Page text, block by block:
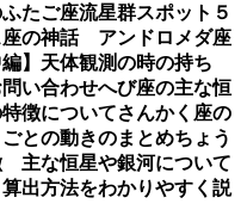
たご座流星群スポット５
座の神話 アンドロメダ座
】 天体観測の時の持ち
い合わせへび座の主な恒
徴についてさんかく座の
との動きのまとめちょう
主な恒星や銀河について
出方法をわかりやすく説